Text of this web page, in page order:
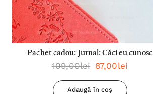
Pachet cadou: Jurnal: Căci eu cunosc
planurile + Pix: Dragostea este
răbdătoare
109,00lei 87,00lei
Adaugă în coș